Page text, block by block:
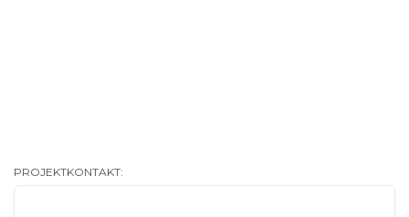
PROJEKTKONTAKT: